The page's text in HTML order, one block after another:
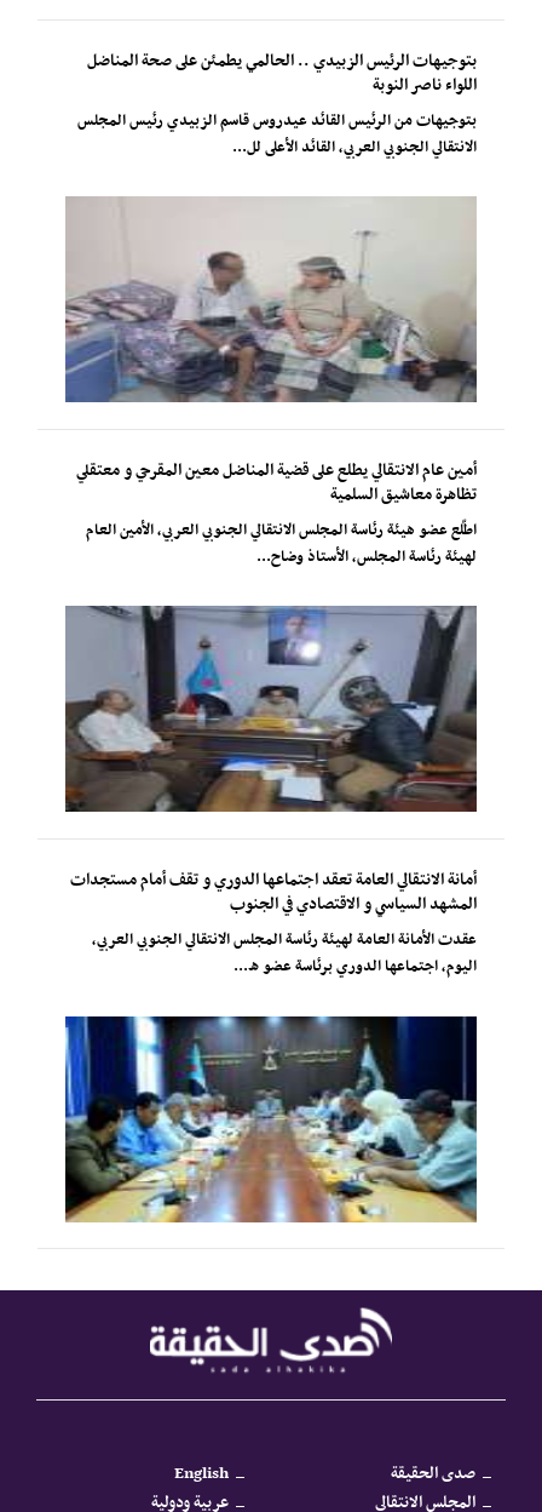
بتوجيهات الرئيس الزبيدي .. الحالمي يطمئن على صحة المناضل
اللواء ناصر النوبة
بتوجيهات من الرئيس القائد عيدروس قاسم الزبيدي رئيس المجلس
الانتقالي الجنوبي العربي، القائد الأعلى لل...
أمين عام الانتقالي يطلع على قضية المناضل معين المقرحي و معتقلي
تظاهرة معاشيق السلمية
اطّلع عضو هيئة رئاسة المجلس الانتقالي الجنوبي العربي، الأمين العام
لهيئة رئاسة المجلس، الأستاذ وضاح...
أمانة الانتقالي العامة تعقد اجتماعها الدوري و تقف أمام مستجدات
المشهد السياسي و الاقتصادي في الجنوب
عقدت الأمانة العامة لهيئة رئاسة المجلس الانتقالي الجنوبي العربي،
اليوم، اجتماعها الدوري برئاسة عضو ه...
صدى الحقيقة
English
المجلس الانتقالي
عربية ودولية